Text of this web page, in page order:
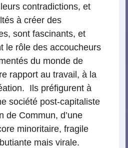
contradictions, et
à créer des
sont fascinants, et
le rôle des accoucheurs
du monde de
rapport au travail, à la
Ils préfigurent à
société post-capitaliste
de Commun, d’une
minoritaire, fragile
mais virale.